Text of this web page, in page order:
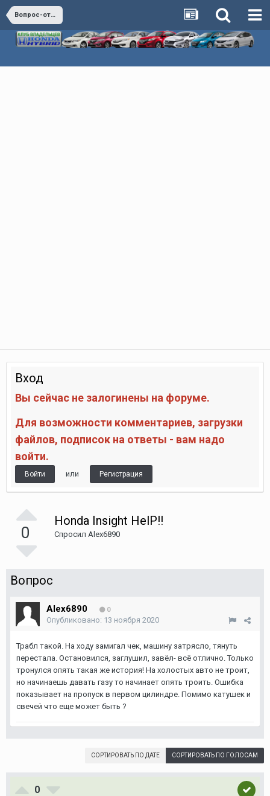
Вопрос-ответ (коллективный разум)
Вход
Вы сейчас не залогинены на форуме.
Для возможности комментариев, загрузки
файлов, подписок на ответы - вам надо
войти.
Войти или Регистрация
0
Honda Insight HelP!!
Спросил Аlex6890
Вопрос
Аlex6890 0
Опубликовано: 13 ноября 2020
Трабл такой. На ходу замигал чек, машину затрясло, тянуть
перестала. Остановился, заглушил, завёл- всё отлично. Только
тронулся опять такая же история! На холостых авто не троит,
но начинаешь давать газу то начинает опять троить. Ошибка
показывает на пропуск в первом цилиндре. Помимо катушек и
свечей что еще может быть ?
СОРТИРОВАТЬ ПО ГОЛОСАМ
СОРТИРОВАТЬ ПО ДАТЕ
0